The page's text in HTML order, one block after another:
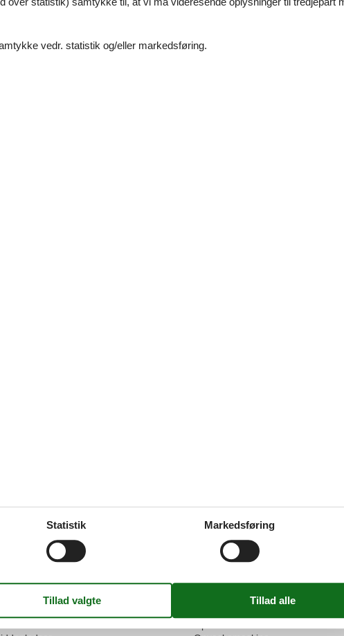
Lage und Ausstattung. Besonders hervorzubringen ist die prompte Erledigung
spejl
Elkedel
Kaffemaskine
Køkkenredskaber
vedr. statistik og/eller markedsføring.
Statistik Markedsføring